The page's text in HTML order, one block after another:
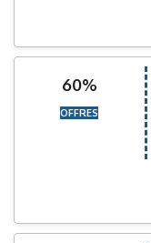
60%
OFFRES